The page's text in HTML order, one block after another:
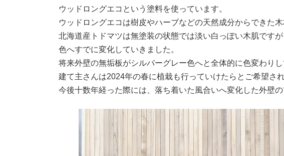
ウッドロングエコという塗料を使っています。
ウッドロングエコは樹皮やハーブなどの天然成分からできた
北海道産トドマツは無塗装の状態では淡い白っぽい木肌です
色へすでに変化していきました。
将来外壁の無垢板がシルバーグレー色へと全体的に色変わり
建て主さんは2024年の春に植栽も行っていけたらとご希望され
今後十数年経った際には、落ち着いた風合いへ変化した外壁